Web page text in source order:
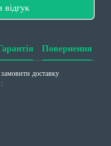
відгук
Повернення
доставку